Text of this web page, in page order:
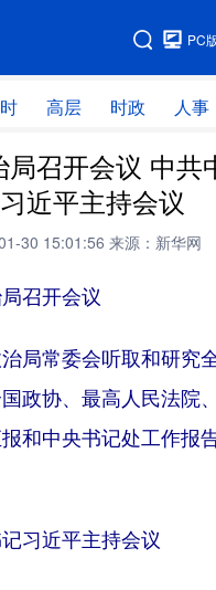
PC
高层 时政 人事
网站地图
高层 时政
财经 网评
科创
书画 健康
视频 图片
央文件 金融
村振兴 银龄
局召开会议 中共
近平主持会议
30 15:01:56 来源：新华网
召开会议
常委会听取和研究
政协、最高人民法院
和中央书记处工作报
近平主持会议